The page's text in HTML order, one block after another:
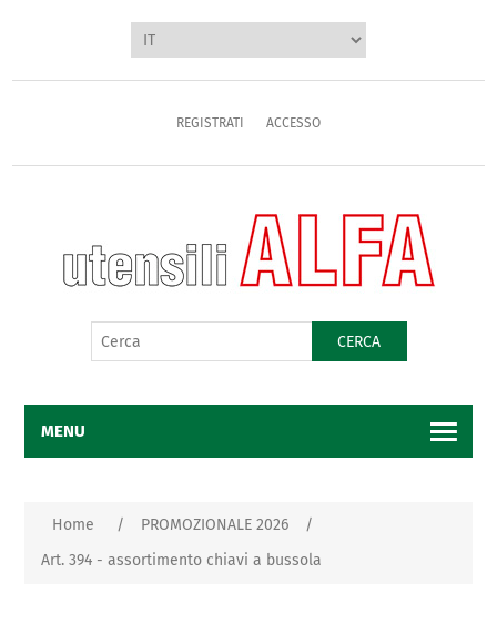
REGISTRATI ACCESSO
CERCA
MENU
Home / PROMOZIONALE 2026
/
Art. 394 - assortimento chiavi a bussola